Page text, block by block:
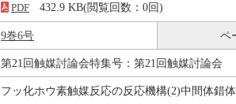
PDF 432.9 KB(閲覧回数：0回)
9巻6号 ペ
第21回触媒討論会特集号：第21回触媒討論会
フッ化ホウ素触媒反応の反応機構(2)中間体錯